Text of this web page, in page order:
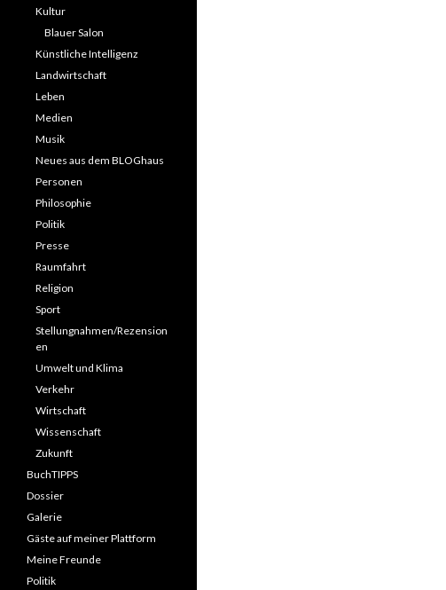
Kultur
Blauer Salon
Künstliche Intelligenz
Landwirtschaft
Leben
Medien
Musik
Neues aus dem BLOGhaus
Personen
Philosophie
Politik
Presse
Raumfahrt
Religion
Sport
Stellungnahmen/Rezension
en
Umwelt und Klima
Verkehr
Wirtschaft
Wissenschaft
Zukunft
BuchTIPPS
Dossier
Galerie
Gäste auf meiner Plattform
Meine Freunde
Politik